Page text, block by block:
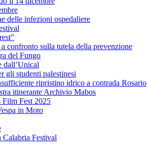
delle infezioni ospedaliere
sulla tutela della prevenzione
del Fungo
dall’Unical
gli studenti palestinesi
ripristino idrico a contrada Rosario
itinerante Archivio Mabos
Fest 2025
in Moto
Festival